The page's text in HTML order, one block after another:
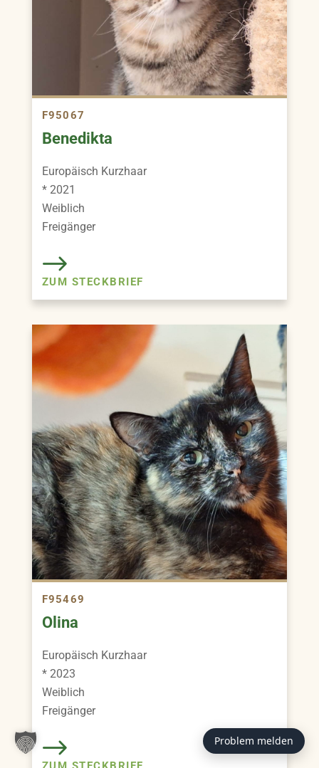
F95067
Benedikta
Europäisch Kurzhaar
* 2021
Weiblich
Freigänger
ZUM STECKBRIEF
F95469
Olina
Europäisch Kurzhaar
* 2023
Weiblich
Freigänger
Problem melden